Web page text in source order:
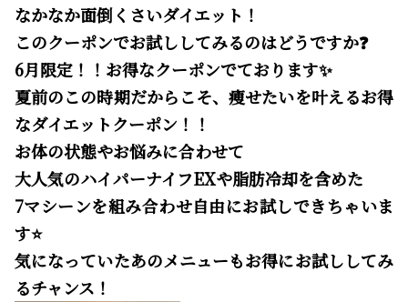
なかなか面倒くさいダイエット！
このクーポンでお試ししてみるのはどうですか❓
6月限定！！お得なクーポンでております✨
夏前のこの時期だからこそ、痩せたいを叶えるお得
なダイエットクーポン！！
お体の状態やお悩みに合わせて
大人気のハイパーナイフEXや脂肪冷却を含めた
7マシーンを組み合わせ自由にお試しできちゃいま
す⭐️
気になっていたあのメニューもお得にお試ししてみ
るチャンス！